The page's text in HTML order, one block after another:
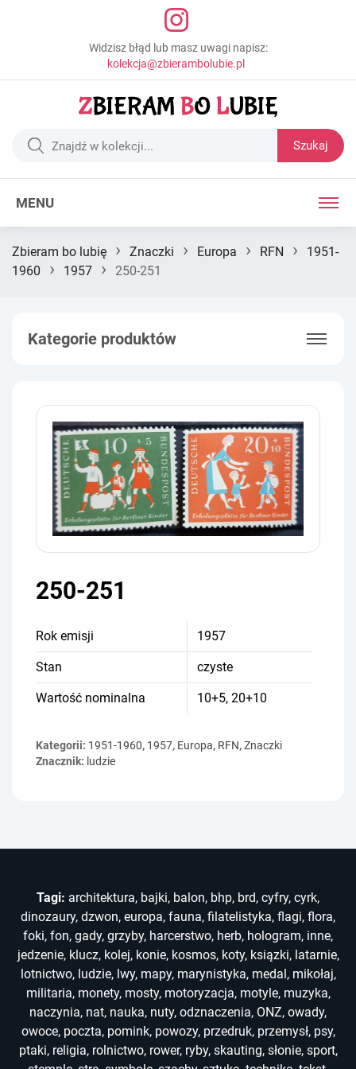
Widzisz błąd lub masz uwagi napisz:
kolekcja@zbierambolubie.pl
Szukaj
MENU
Zbieram bo lubię › Znaczki › Europa › RFN ›
1951-
1960
› 1957 › 250-251
Kategorie produktów
250-251
Rok emisji 1957
Stan czyste
Wartość nominalna 10+5, 20+10
Kategorii: 1951-1960, 1957, Europa, RFN,Znaczki
Znacznik: ludzie
Tagi: architektura, bajki, balon, bhp, brd, cyfry, cyrk,
dinozaury, dzwon, europa, fauna, filatelistyka, flagi, flora,
foki, fon, gady, grzyby, harcerstwo, herb, hologram, inne,
jedzenie, klucz, kolej, konie, kosmos, koty, ksiązki, latarnie,
lotnictwo, ludzie, lwy, mapy, marynistyka, medal , mikołaj,
militaria, monety, mosty, motoryzacja, motyle, muzyka,
naczynia, nat, nauka, nuty, odznaczenia, ONZ, owady,
owoce, poczta, pomink, powozy, przedruk, przemysł, psy,
ptaki, religia, rolnictwo, rower, ryby, skauting, słonie, sport,